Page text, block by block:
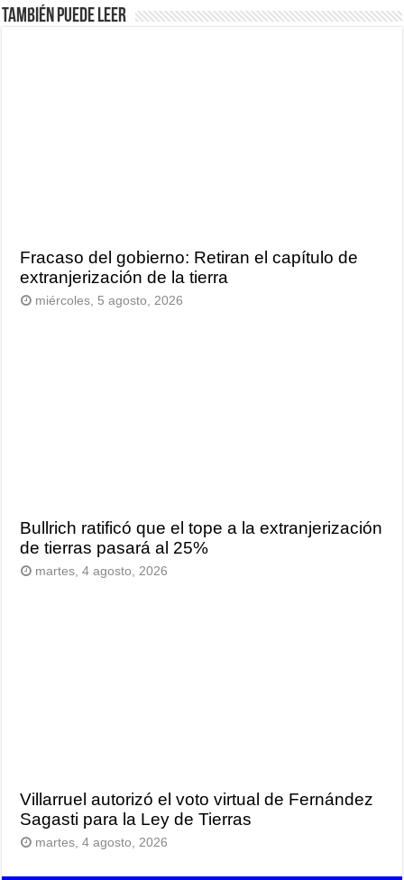
También puede leer
Fracaso del gobierno: Retiran el capítulo de
extranjerización de la tierra
miércoles, 5 agosto, 2026
Bullrich ratificó que el tope a la extranjerización
de tierras pasará al 25%
martes, 4 agosto, 2026
Villarruel autorizó el voto virtual de Fernández
Sagasti para la Ley de Tierras
martes, 4 agosto, 2026